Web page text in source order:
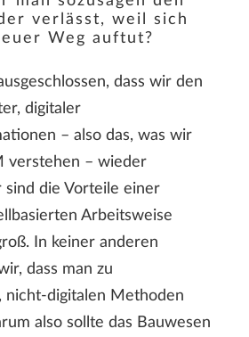
verlässt, weil sich
Weg auftut?
dass wir den
digitaler
– also das, was wir
verstehen – wieder
sind die Vorteile einer
Arbeitsweise
In keiner anderen
dass man zu
nicht-digitalen Methoden
also sollte das Bauwesen